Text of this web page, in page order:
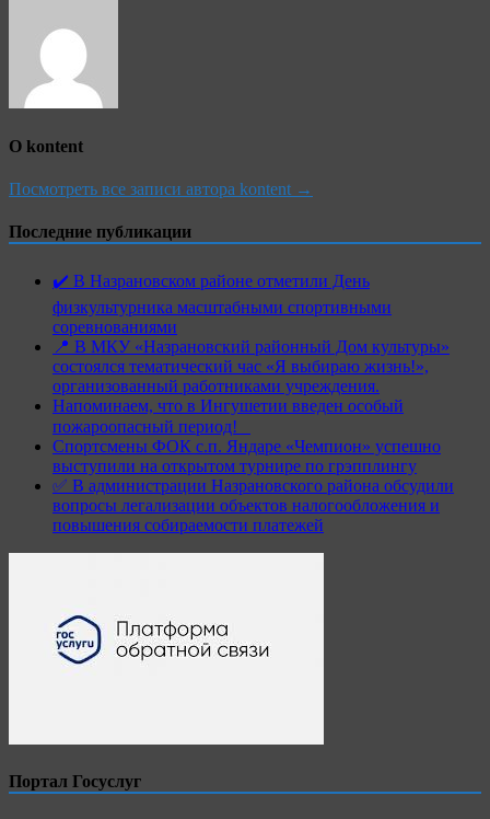
О kontent
Посмотреть все записи автора kontent →
Последние публикации
✔️ В Назрановском районе отметили День
физкультурника масштабными спортивными
соревнованиями
📍 В МКУ «Назрановский районный Дом культуры»
состоялся тематический час «Я выбираю жизнь!»,
организованный работниками учреждения.
Напоминаем, что в Ингушетии введен особый
пожароопасный период!⁣⁣⠀
Спортсмены ФОК с.п. Яндаре «Чемпион» успешно
выступили на открытом турнире по грэпплингу
✅ В администрации Назрановского района обсудили
вопросы легализации объектов налогообложения и
повышения собираемости платежей
Портал Госуслуг